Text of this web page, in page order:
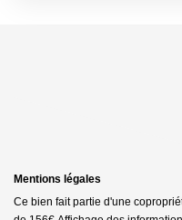
Mentions légales
Ce bien fait partie d'une